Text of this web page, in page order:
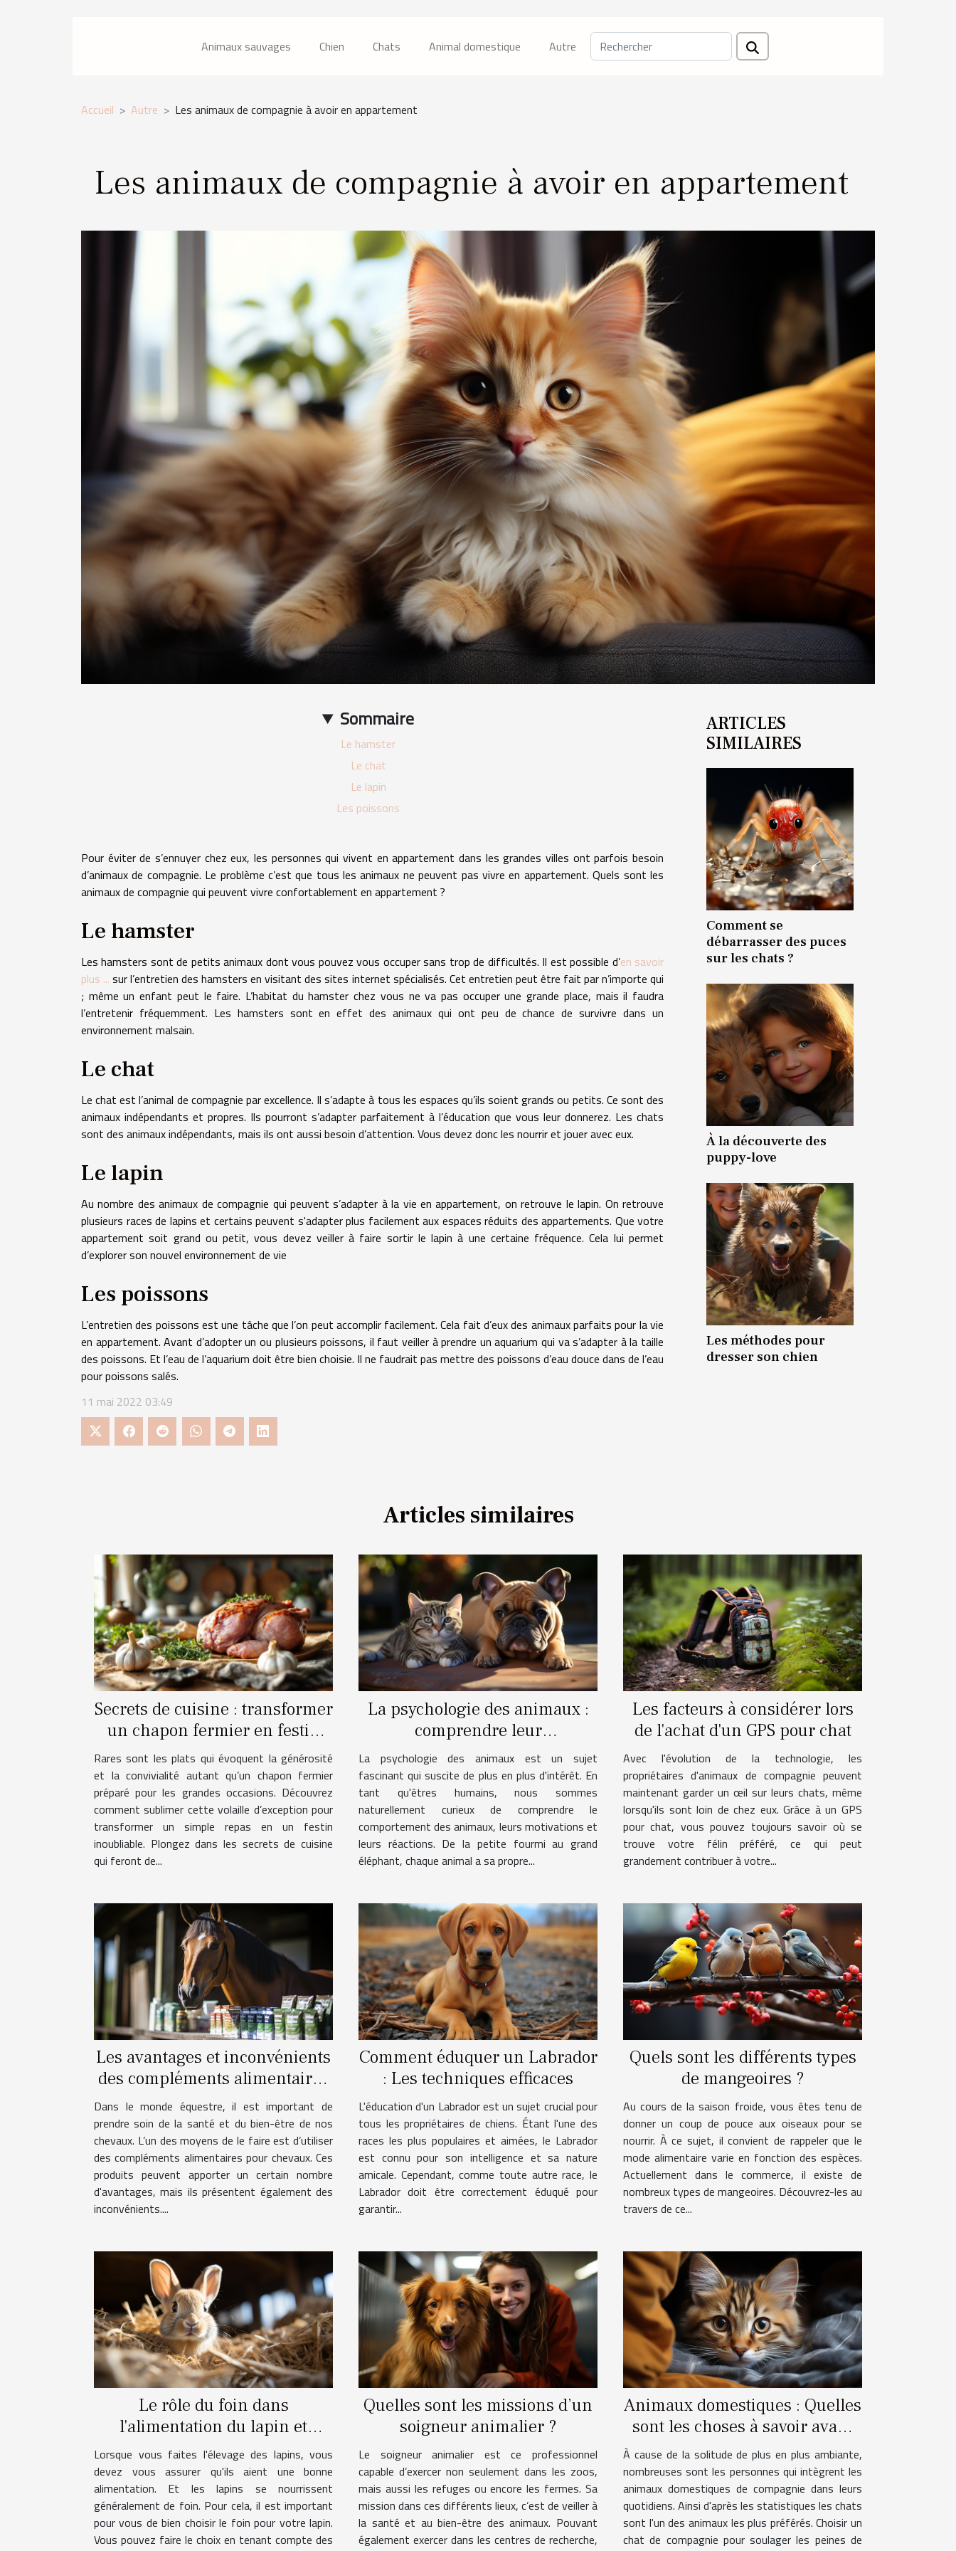
Animaux sauvages Chien Chats Animal domestique Autre
Accueil Autre Les animaux de compagnie à avoir en appartement
Les animaux de compagnie à avoir en appartement
Sommaire
Le hamster
Le chat
Le lapin
Les poissons
Pour éviter de s’ennuyer chez eux, les personnes qui vivent en appartement dans les grandes villes ont parfois besoin
d’animaux de compagnie. Le problème c’est que tous les animaux ne peuvent pas vivre en appartement. Quels sont les
animaux de compagnie qui peuvent vivre confortablement en appartement ?
Le hamster
Les hamsters sont de petits animaux dont vous pouvez vous occuper sans trop de difficultés. Il est possible d’en savoir
plus ... sur l’entretien des hamsters en visitant des sites internet spécialisés. Cet entretien peut être fait par n’importe qui
; même un enfant peut le faire. L’habitat du hamster chez vous ne va pas occuper une grande place, mais il faudra
l’entretenir fréquemment. Les hamsters sont en effet des animaux qui ont peu de chance de survivre dans un
environnement malsain.
Le chat
Le chat est l’animal de compagnie par excellence. Il s’adapte à tous les espaces qu’ils soient grands ou petits. Ce sont des
animaux indépendants et propres. Ils pourront s’adapter parfaitement à l’éducation que vous leur donnerez. Les chats
sont des animaux indépendants, mais ils ont aussi besoin d’attention. Vous devez donc les nourrir et jouer avec eux.
Le lapin
Au nombre des animaux de compagnie qui peuvent s’adapter à la vie en appartement, on retrouve le lapin. On retrouve
plusieurs races de lapins et certains peuvent s'adapter plus facilement aux espaces réduits des appartements. Que votre
appartement soit grand ou petit, vous devez veiller à faire sortir le lapin à une certaine fréquence. Cela lui permet
d’explorer son nouvel environnement de vie
Les poissons
L’entretien des poissons est une tâche que l’on peut accomplir facilement. Cela fait d’eux des animaux parfaits pour la vie
en appartement. Avant d’adopter un ou plusieurs poissons, il faut veiller à prendre un aquarium qui va s’adapter à la taille
des poissons. Et l’eau de l’aquarium doit être bien choisie. Il ne faudrait pas mettre des poissons d’eau douce dans de l’eau
pour poissons salés.
11 mai 2022 03:49
ARTICLES
SIMILAIRES
Comment se
débarrasser des puces
sur les chats ?
À la découverte des
puppy-love
Les méthodes pour
dresser son chien
Articles similaires
Secrets de cuisine : transformer
un chapon fermier en festin
inoubliable
Rares sont les plats qui évoquent la générosité
et la convivialité autant qu’un chapon fermier
préparé pour les grandes occasions. Découvrez
comment sublimer cette volaille d’exception pour
transformer un simple repas en un festin
inoubliable. Plongez dans les secrets de cuisine
qui feront de...
La psychologie des animaux :
comprendre leur
comportement
La psychologie des animaux est un sujet
fascinant qui suscite de plus en plus d'intérêt. En
tant qu'êtres humains, nous sommes
naturellement curieux de comprendre le
comportement des animaux, leurs motivations et
leurs réactions. De la petite fourmi au grand
éléphant, chaque animal a sa propre...
Les facteurs à considérer lors
de l'achat d'un GPS pour chat
Avec l'évolution de la technologie, les
propriétaires d'animaux de compagnie peuvent
maintenant garder un œil sur leurs chats, même
lorsqu'ils sont loin de chez eux. Grâce à un GPS
pour chat, vous pouvez toujours savoir où se
trouve votre félin préféré, ce qui peut
grandement contribuer à votre...
Les avantages et inconvénients
des compléments alimentaires
pour chevaux
Dans le monde équestre, il est important de
prendre soin de la santé et du bien-être de nos
chevaux. L’un des moyens de le faire est d’utiliser
des compléments alimentaires pour chevaux. Ces
produits peuvent apporter un certain nombre
d'avantages, mais ils présentent également des
inconvénients....
Comment éduquer un Labrador
: Les techniques efficaces
L'éducation d'un Labrador est un sujet crucial pour
tous les propriétaires de chiens. Étant l'une des
races les plus populaires et aimées, le Labrador
est connu pour son intelligence et sa nature
amicale. Cependant, comme toute autre race, le
Labrador doit être correctement éduqué pour
garantir...
Quels sont les différents types
de mangeoires ?
Au cours de la saison froide, vous êtes tenu de
donner un coup de pouce aux oiseaux pour se
nourrir. À ce sujet, il convient de rappeler que le
mode alimentaire varie en fonction des espèces.
Actuellement dans le commerce, il existe de
nombreux types de mangeoires. Découvrez-les au
travers de ce...
Le rôle du foin dans
l'alimentation du lapin et
comment choisir ?
Lorsque vous faites l'élevage des lapins, vous
devez vous assurer qu'ils aient une bonne
alimentation. Et les lapins se nourrissent
généralement de foin. Pour cela, il est important
pour vous de bien choisir le foin pour votre lapin.
Vous pouvez faire le choix en tenant compte des
Quelles sont les missions d’un
soigneur animalier ?
Le soigneur animalier est ce professionnel
capable d’exercer non seulement dans les zoos,
mais aussi les refuges ou encore les fermes. Sa
mission dans ces différents lieux, c’est de veiller à
la santé et au bien-être des animaux. Pouvant
également exercer dans les centres de recherche,
Animaux domestiques : Quelles
sont les choses à savoir avant
de procéder à l'acquisition d'un
chat ?
À cause de la solitude de plus en plus ambiante,
nombreuses sont les personnes qui intègrent les
animaux domestiques de compagnie dans leurs
quotidiens. Ainsi d'après les statistiques les chats
sont l'un des animaux les plus préférés. Choisir un
chat de compagnie pour soulager les peines de